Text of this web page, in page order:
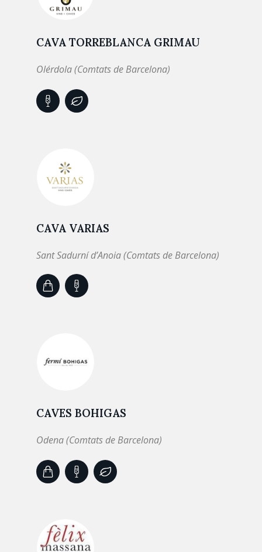
CAVA TORREBLANCA GRIMAU
Olérdola (Comtats de Barcelona)
CAVA VARIAS
Sant Sadurní d’Anoia (Comtats de Barcelona)
CAVES BOHIGAS
Odena (Comtats de Barcelona)